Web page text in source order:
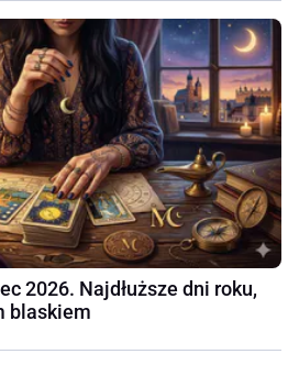
2026. Najdłuższe dni roku,
blaskiem